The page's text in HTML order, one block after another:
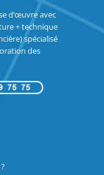
d’œuvre avec
+ technique
spécialisé
des